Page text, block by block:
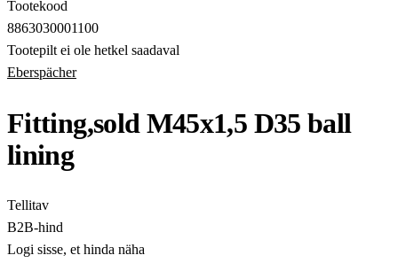
Tootekood
8863030001100
Tootepilt ei ole hetkel saadaval
Eberspächer
Fitting,sold M45x1,5 D35 ball
lining
Tellitav
B2B-hind
Logi sisse, et hinda näha